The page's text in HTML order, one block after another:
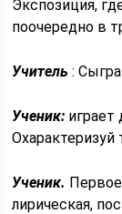
Экспозиция,
поочередно в
Учитель :
Ученик:
Охарактеризуй
Ученик.
лирическая,